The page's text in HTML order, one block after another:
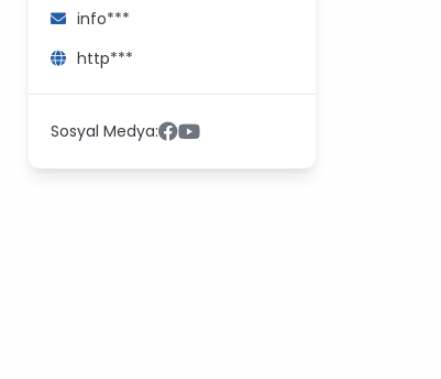
info***
http***
Sosyal Medya: